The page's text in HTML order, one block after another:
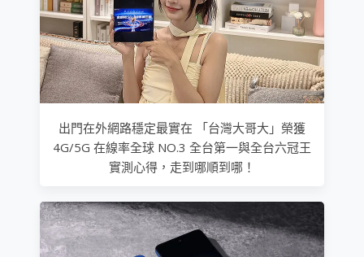
出門在外網路穩定最實在 「台灣大哥大」榮獲
4G/5G 在線率全球 NO.3 全台第一與全台六冠王
實測心得，走到哪順到哪！